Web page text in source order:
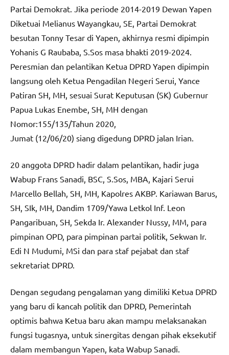
Partai Demokrat. Jika periode 2014-2019 Dewan Yapen
Diketuai Melianus Wayangkau, SE, Partai Demokrat
besutan Tonny Tesar di Yapen, akhirnya resmi dipimpin
Yohanis G Raubaba, S.Sos masa bhakti 2019-2024.
Peresmian dan pelantikan Ketua DPRD Yapen dipimpin
langsung oleh Ketua Pengadilan Negeri Serui, Yance
Patiran SH, MH, sesuai Surat Keputusan (SK) Gubernur
Papua Lukas Enembe, SH, MH dengan
Nomor:155/135/Tahun 2020,
Jumat (12/06/20) siang digedung DPRD jalan Irian.
20 anggota DPRD hadir dalam pelantikan, hadir juga
Wabup Frans Sanadi, BSC, S.Sos, MBA, Kajari Serui
Marcello Bellah, SH, MH, Kapolres AKBP. Kariawan Barus,
SH, SIk, MH, Dandim 1709/Yawa Letkol Inf. Leon
Pangaribuan, SH, Sekda Ir. Alexander Nussy, MM, para
pimpinan OPD, para pimpinan partai politik, Sekwan Ir.
Edi N Mudumi, MSi dan para staf pejabat dan staf
sekretariat DPRD.
Dengan segudang pengalaman yang dimiliki Ketua DPRD
yang baru di kancah politik dan DPRD, Pemerintah
optimis bahwa Ketua baru akan mampu melaksanakan
fungsi tugasnya, untuk sinergitas dengan pihak eksekutif
dalam membangun Yapen, kata Wabup Sanadi.